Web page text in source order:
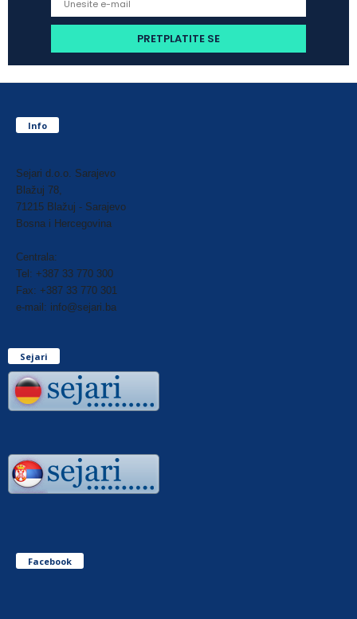
Info
Sejari d.o.o. Sarajevo
Blažuj 78,
71215 Blažuj - Sarajevo
Bosna i Hercegovina
Centrala:
Tel: +387 33 770 300
Fax: +387 33 770 301
e-mail: info@sejari.ba
Sejari
Facebook